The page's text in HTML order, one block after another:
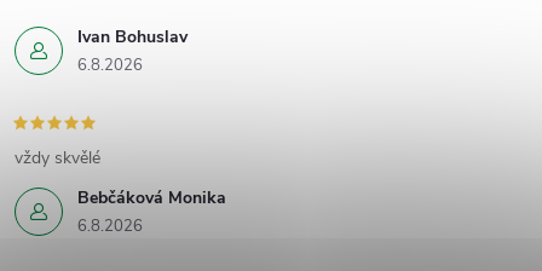
Ivan Bohuslav
6.8.2026
Bebčáková Monika
6.8.2026
vždy skvělé